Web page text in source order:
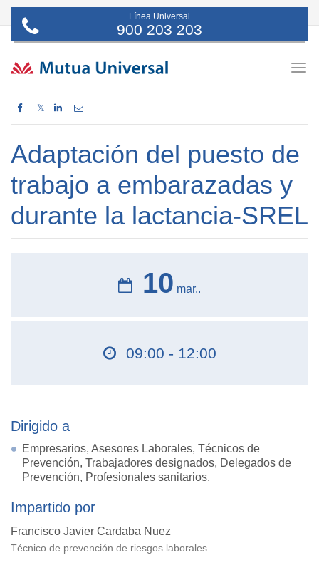
Línea Universal
900 203 203
𝕏
Adaptación del puesto de
trabajo a embarazadas y
durante la lactancia-SREL
10 mar..
09:00 - 12:00
Dirigido a
Empresarios, Asesores Laborales, Técnicos de
Prevención, Trabajadores designados, Delegados de
Prevención, Profesionales sanitarios.
Impartido por
Francisco Javier Cardaba Nuez
Técnico de prevención de riesgos laborales